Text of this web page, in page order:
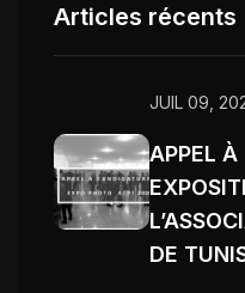
Articles récents
JUIL 09,
APPEL À
DE